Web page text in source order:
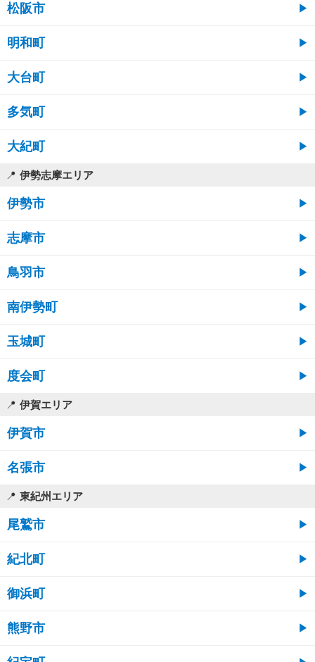
松阪市
明和町
大台町
多気町
大紀町
伊勢志摩エリア
伊勢市
志摩市
鳥羽市
南伊勢町
玉城町
度会町
伊賀エリア
伊賀市
名張市
東紀州エリア
尾鷲市
紀北町
御浜町
熊野市